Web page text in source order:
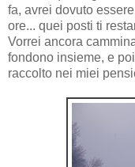
fa, avrei dovuto
ore... quei posti ti
Vorrei ancora
fondono insieme, e
raccolto nei miei